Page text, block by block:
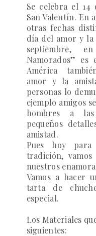
Se celebra el 14
San Valentín. En
otras fechas
día del amor y la
septiembre,
Namorados”
América
amor y la
personas lo
ejemplo amigos
hombres a
pequeños
amistad.
Pues hoy
tradición,
nuestros
Vamos a hacer
tarta de
especial.
Los Materiales
siguientes: